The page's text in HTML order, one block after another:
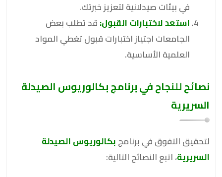
في بيئات صيدلانية لتعزيز خبرتك.
استعد لاختبارات القبول:قد تطلب بعض
الجامعات اجتياز اختبارات قبول تغطي المواد
العلمية الأساسية.
نصائح للنجاح في برنامجبكالوريوس الصيدلة
السريرية
لتحقيق التفوق في برنامجبكالوريوس الصيدلة
السريرية، اتبع النصائح التالية: